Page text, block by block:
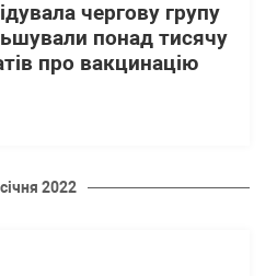
чергову групу
понад тисячу
про вакцинацію
2022